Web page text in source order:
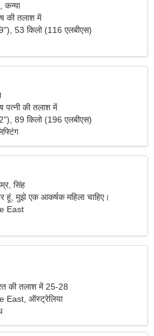
कन्या
की तलाश में
53 किलो (116 एलबीएस)
पत्नी की तलाश में
89 किलो (196 एलबीएस)
सिंह
हूं, मुझे एक आकर्षक महिला चाहिए।
East
की तलाश में 25-28
East, ऑस्ट्रेलिया